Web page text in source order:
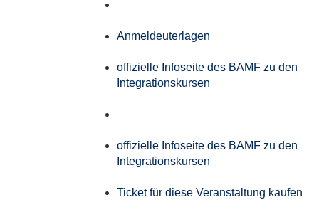
Anmeldeuterlagen
offizielle Infoseite des BAMF zu den
Integrationskursen
offizielle Infoseite des BAMF zu den
Integrationskursen
Ticket für diese Veranstaltung kaufen